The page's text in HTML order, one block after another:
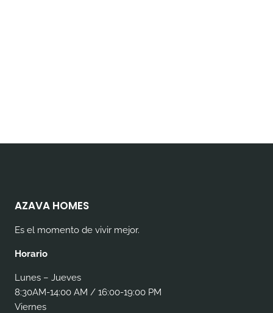
AZAVA HOMES
Es el momento de vivir mejor.
Horario
Lunes – Jueves
8:30AM-14:00 AM / 16:00-19:00 PM
Viernes